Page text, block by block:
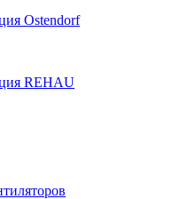
Ostendorf
REHAU